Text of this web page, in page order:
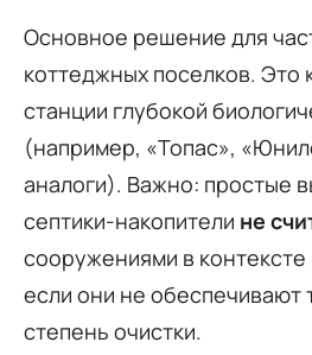
Основное решение для
коттеджных поселков. Это
станции глубокой
(например, «Топас»,
аналоги). Важно: простые
септики-накопители не
сооружениями в
если они не
степень очистки.